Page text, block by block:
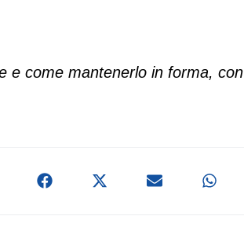
e come mantenerlo in forma, con